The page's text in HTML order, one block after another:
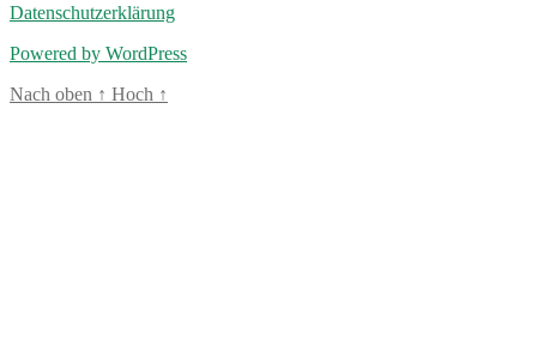
Datenschutzerklärung
Powered by WordPress
Nach oben ↑ Hoch ↑